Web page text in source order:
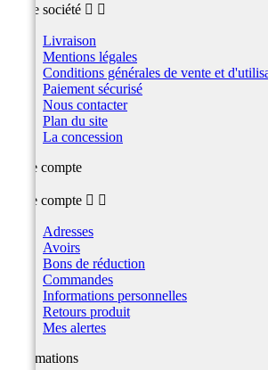
Notre société  
Livraison
Mentions légales
Conditions générales de vente et
Paiement sécurisé
Nous contacter
Plan du site
La concession
Votre compte
Votre compte  
Adresses
Avoirs
Bons de réduction
Commandes
Informations personnelles
Retours produit
Mes alertes
Informations